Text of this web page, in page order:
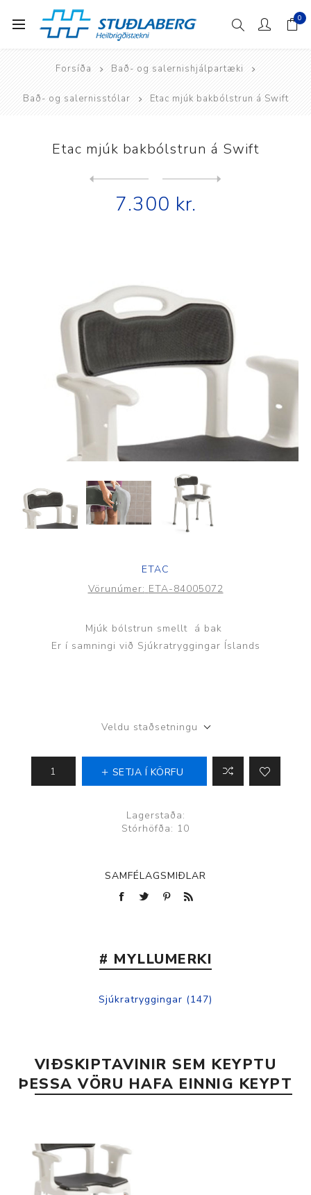
0
Forsíða Bað- og salernishjálpartæki
Bað- og salernisstólar Etac mjúk bakbólstrun á Swift
Etac mjúk bakbólstrun á Swift
7.300 kr.
ETAC
Vörunúmer: ETA-84005072
Mjúk bólstrun smellt á bak
Er í samningi við Sjúkratryggingar Íslands
Veldu staðsetningu
SETJA Í KÖRFU
Lagerstaða:
Stórhöfða: 10
SAMFÉLAGSMIÐLAR
# MYLLUMERKI
Sjúkratryggingar (147)
VIÐSKIPTAVINIR SEM KEYPTU
ÞESSA VÖRU HAFA EINNIG KEYPT